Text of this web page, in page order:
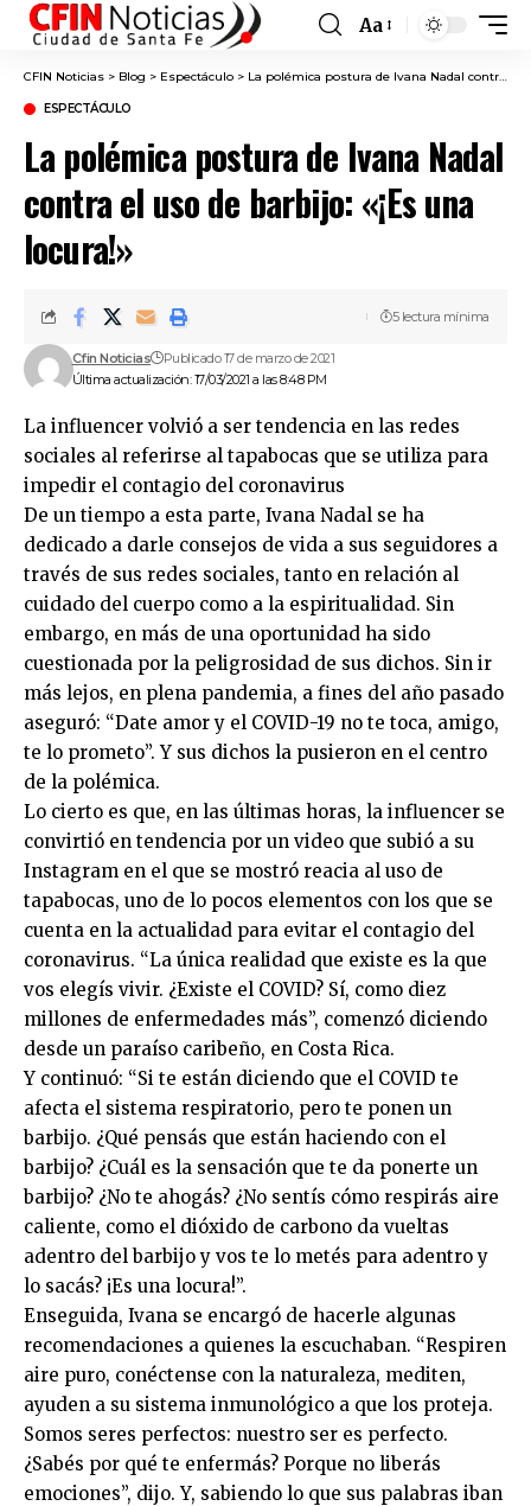
Font
Resizer
Aa
CFIN Noticias > Blog > Espectáculo > La polémica postura de Ivana Nadal contra el uso de barbijo: «¡Es una locura!»
ESPECTÁCULO
La polémica postura de Ivana Nadal
contra el uso de barbijo: «¡Es una
locura!»
Última actualización: 17/03/2021 a las 8:48 PM
Cfin Noticias Publicado 17 de marzo de 2021
5 lectura mínima
La influencer volvió a ser tendencia en las redes
sociales al referirse al tapabocas que se utiliza para
impedir el contagio del coronavirus
De un tiempo a esta parte, Ivana Nadal se ha
dedicado a darle consejos de vida a sus seguidores a
través de sus redes sociales, tanto en relación al
cuidado del cuerpo como a la espiritualidad. Sin
embargo, en más de una oportunidad ha sido
cuestionada por la peligrosidad de sus dichos. Sin ir
más lejos, en plena pandemia, a fines del año pasado
aseguró: “Date amor y el COVID-19 no te toca, amigo,
te lo prometo”. Y sus dichos la pusieron en el centro
de la polémica.
Lo cierto es que, en las últimas horas, la influencer se
convirtió en tendencia por un video que subió a su
Instagram en el que se mostró reacia al uso de
tapabocas, uno de lo pocos elementos con los que se
cuenta en la actualidad para evitar el contagio del
coronavirus. “La única realidad que existe es la que
vos elegís vivir. ¿Existe el COVID? Sí, como diez
millones de enfermedades más”, comenzó diciendo
desde un paraíso caribeño, en Costa Rica.
Y continuó: “Si te están diciendo que el COVID te
afecta el sistema respiratorio, pero te ponen un
barbijo. ¿Qué pensás que están haciendo con el
barbijo? ¿Cuál es la sensación que te da ponerte un
barbijo? ¿No te ahogás? ¿No sentís cómo respirás aire
caliente, como el dióxido de carbono da vueltas
adentro del barbijo y vos te lo metés para adentro y
lo sacás? ¡Es una locura!”.
Enseguida, Ivana se encargó de hacerle algunas
recomendaciones a quienes la escuchaban. “Respiren
aire puro, conéctense con la naturaleza, mediten,
ayuden a su sistema inmunológico a que los proteja.
Somos seres perfectos: nuestro ser es perfecto.
¿Sabés por qué te enfermás? Porque no liberás
emociones”, dijo. Y, sabiendo lo que sus palabras iban